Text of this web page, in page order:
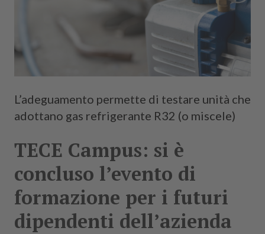
L’adeguamento permette di testare unità che
adottano gas refrigerante R32 (o miscele)
TECE Campus: si è
concluso l’evento di
formazione per i futuri
dipendenti dell’azienda